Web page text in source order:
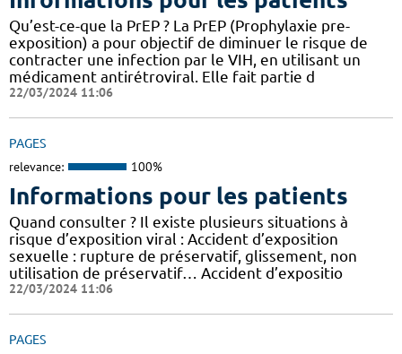
Qu’est-ce-que la PrEP ? La PrEP (Prophylaxie pre-
exposition) a pour objectif de diminuer le risque de
contracter une infection par le VIH, en utilisant un
médicament antirétroviral. Elle fait partie d
22/03/2024 11:06
PAGES
relevance: 100%
Informations pour les patients
Quand consulter ? Il existe plusieurs situations à
risque d’exposition viral : Accident d’exposition
sexuelle : rupture de préservatif, glissement, non
utilisation de préservatif… Accident d’expositio
22/03/2024 11:06
PAGES